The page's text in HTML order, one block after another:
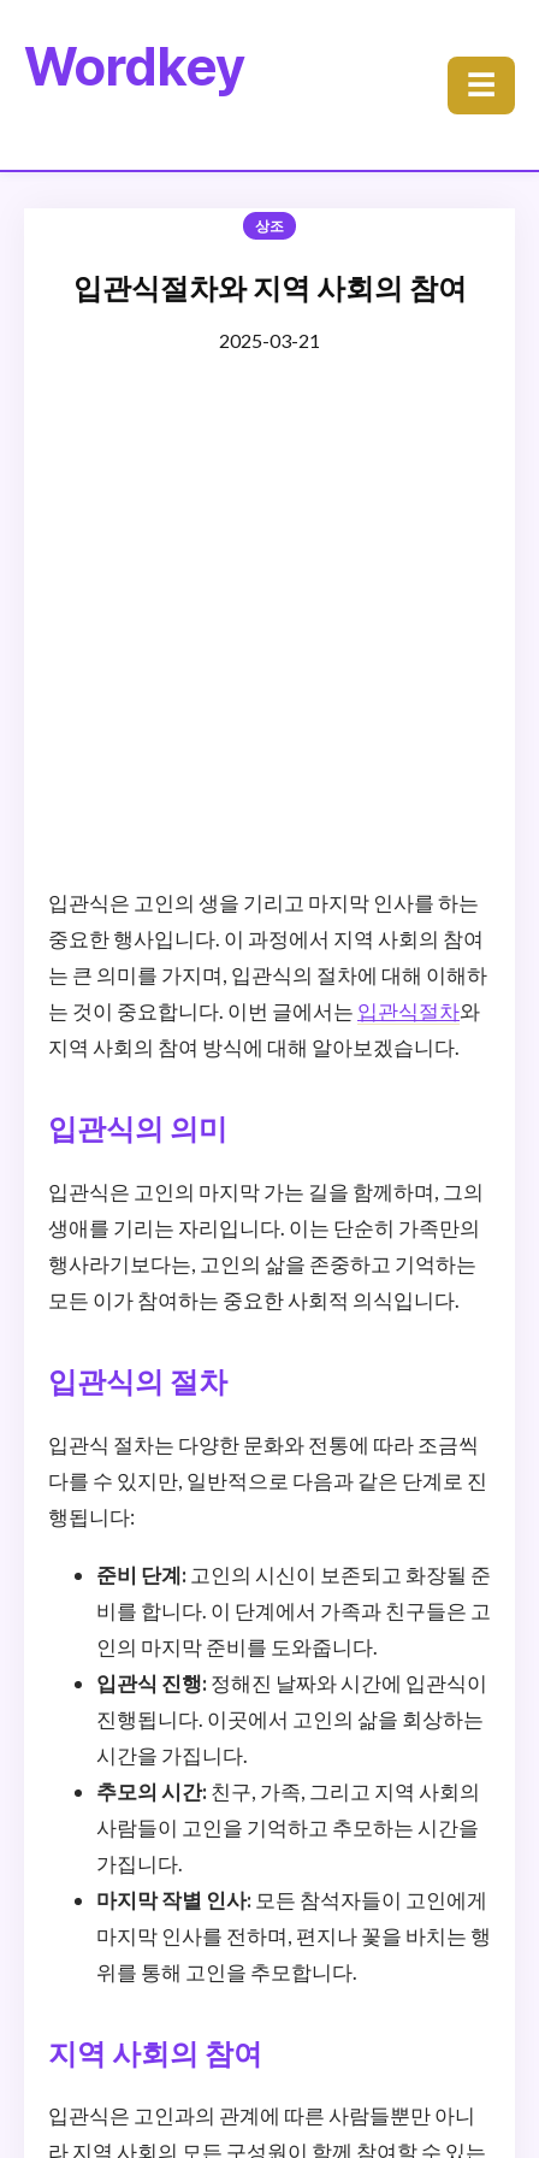
Wordkey ☰
상조
입관식절차와 지역 사회의 참여
2025-03-21
입관식은 고인의 생을 기리고 마지막 인사를 하는
중요한 행사입니다. 이 과정에서 지역 사회의 참여
는 큰 의미를 가지며, 입관식의 절차에 대해 이해하
는 것이 중요합니다. 이번 글에서는 입관식절차와
지역 사회의 참여 방식에 대해 알아보겠습니다.
입관식의 의미
입관식은 고인의 마지막 가는 길을 함께하며, 그의
생애를 기리는 자리입니다. 이는 단순히 가족만의
행사라기보다는, 고인의 삶을 존중하고 기억하는
모든 이가 참여하는 중요한 사회적 의식입니다.
입관식의 절차
입관식 절차는 다양한 문화와 전통에 따라 조금씩
다를 수 있지만, 일반적으로 다음과 같은 단계로 진
행됩니다:
준비 단계: 고인의 시신이 보존되고 화장될 준
비를 합니다. 이 단계에서 가족과 친구들은 고
인의 마지막 준비를 도와줍니다.
입관식 진행: 정해진 날짜와 시간에 입관식이
진행됩니다. 이곳에서 고인의 삶을 회상하는
시간을 가집니다.
추모의 시간: 친구, 가족, 그리고 지역 사회의
사람들이 고인을 기억하고 추모하는 시간을
가집니다.
마지막 작별 인사: 모든 참석자들이 고인에게
마지막 인사를 전하며, 편지나 꽃을 바치는 행
위를 통해 고인을 추모합니다.
지역 사회의 참여
입관식은 고인과의 관계에 따른 사람들뿐만 아니
라 지역 사회의 모든 구성원이 함께 참여할 수 있는